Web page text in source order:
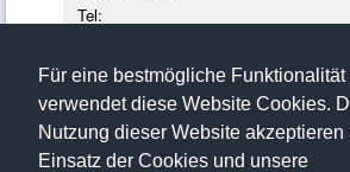
Für eine bestmögliche Funktionalität
verwendet diese Website Cookies.
Nutzung dieser Website akzeptieren
Einsatz der Cookies und unsere
Tel:
Email:
woellersdorf@natursteine-rath.at